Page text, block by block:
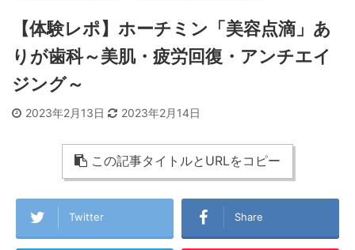
【体験レポ】ホーチミン「美容点滴」あ
りが歯科～美肌・疲労回復・アンチエイ
ジング～
2023年2月13日 2023年2月14日
この記事タイトルとURLをコピー
Twitter Share